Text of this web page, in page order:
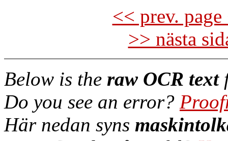
<< prev.
>> nästa
Below is the raw OCR text
Do you see an error?
Här nedan syns